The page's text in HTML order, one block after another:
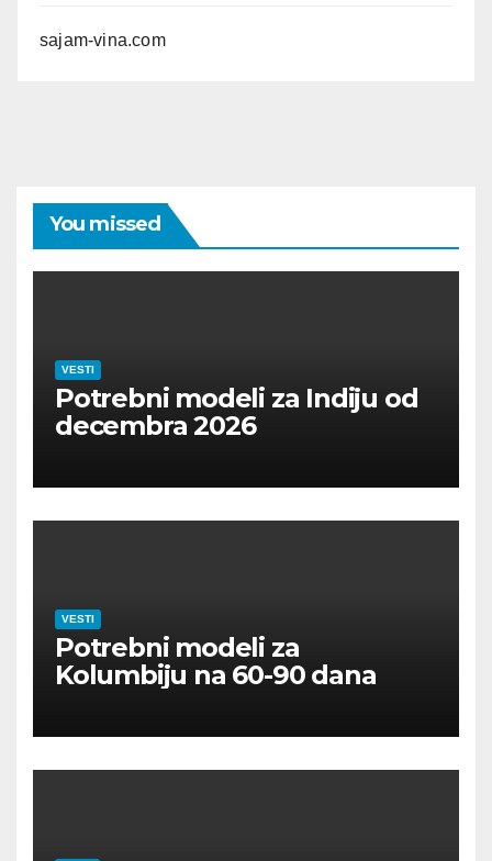
sajam-vina.com
You missed
VESTI
Potrebni modeli za Indiju od
decembra 2026
VESTI
Potrebni modeli za
Kolumbiju na 60-90 dana